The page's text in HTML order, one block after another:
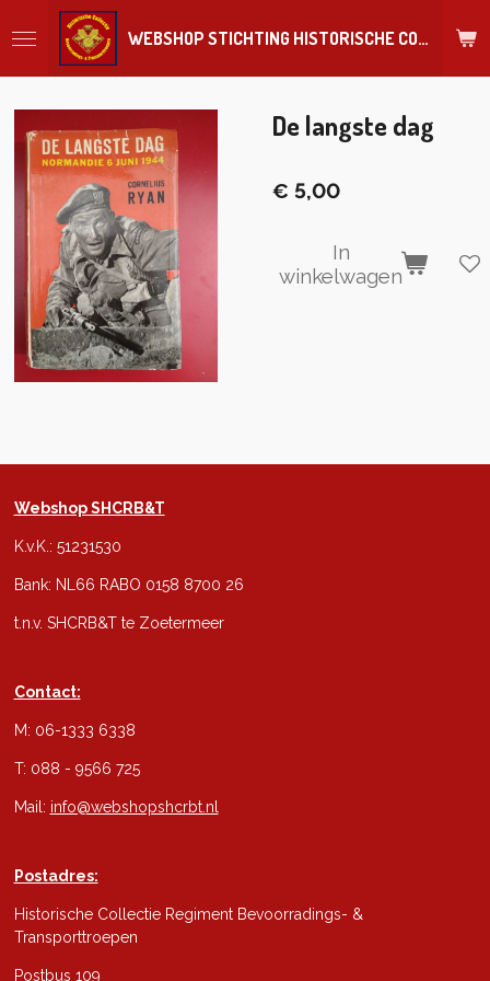
direct
WEBSHOP STICHTING HISTORISCHE COLLECTIE REGIMENT
De langste dag
€ 5,00
In
winkelwagen
Webshop SHCRB&T
K.v.K.: 51231530
Bank: NL66 RABO 0158 8700 26
t.n.v. SHCRB&T te Zoetermeer
Contact:
M: 06-1333 6338
T: 088 - 9566 725
Mail: info@webshopshcrbt.nl
Postadres:
Historische Collectie Regiment Bevoorradings- &
Transporttroepen
Postbus 109